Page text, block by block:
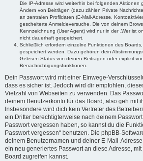
Die IP-Adresse wird weiterhin bei folgenden Aktionen
Ändern von Beiträgen (dazu zählen Private
an zentralen Profildaten (E-Mail-Adresse,
gescheiterte Anmeldeversuche. Die von deinem
Kennzeichnung (User Agent) wird nur in der „Wer ist
nicht dauerhaft gespeichert.
Schließlich erfordern einzelne Funktionen des
gespeichert werden. Dazu gehören dein
Gelesen-Status von deinen Beiträgen oder explizit
Benachrichtigungsfunktionen.
Dein Passwort wird mit einer Einwege-
dass es sicher ist. Jedoch wird dir empfohlen,
Vielzahl von Webseiten zu verwenden. Das
deinem Benutzerkonto für das Board, also geh mit
Insbesondere wird dich kein Vertreter des
ein Dritter berechtigterweise nach deinem
Passwort vergessen haben, so kannst du die
Passwort vergessen“ benutzen. Die phpBB-
deinem Benutzernamen und deiner E-Mail-
ein neu generiertes Passwort an diese Adresse,
Board zugreifen kannst.